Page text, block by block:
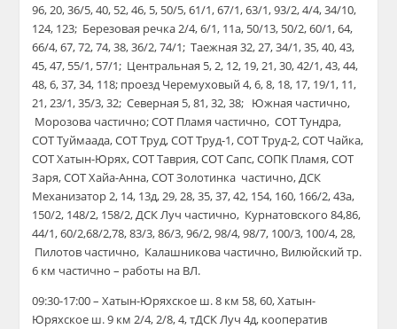
96, 20, 36/5, 40, 52, 46, 5, 50/5, 61/1, 67/1, 63/1, 93/2, 4/4, 34/10,
124, 123; Березовая речка 2/4, 6/1, 11а, 50/13, 50/2, 60/1, 64,
66/4, 67, 72, 74, 38, 36/2, 74/1; Таежная 32, 27, 34/1, 35, 40, 43,
45, 47, 55/1, 57/1; Центральная 5, 2, 12, 19, 21, 30, 42/1, 43, 44,
48, 6, 37, 34, 118; проезд Черемуховый 4, 6, 8, 18, 17, 19/1, 11,
21, 23/1, 35/3, 32; Северная 5, 81, 32, 38; Южная частично,
Морозова частично; СОТ Пламя частично, СОТ Тундра,
СОТ Туймаада, СОТ Труд, СОТ Труд-1, СОТ Труд-2, СОТ Чайка,
СОТ Хатын-Юрях, СОТ Таврия, СОТ Сапс, СОПК Пламя, СОТ
Заря, СОТ Хайа-Анна, СОТ Золотинка частично, ДСК
Механизатор 2, 14, 13д, 29, 28, 35, 37, 42, 154, 160, 166/2, 43а,
150/2, 148/2, 158/2, ДСК Луч частично, Курнатовского 84,86,
44/1, 60/2,68/2,78, 83/3, 86/3, 96/2, 98/4, 98/7, 100/3, 100/4, 28,
Пилотов частично, Калашникова частично, Вилюйский тр.
6 км частично – работы на ВЛ.
09:30-17:00 – Хатын-Юряхское ш. 8 км 58, 60, Хатын-
Юряхское ш. 9 км 2/4, 2/8, 4, тДСК Луч 4д, кооператив